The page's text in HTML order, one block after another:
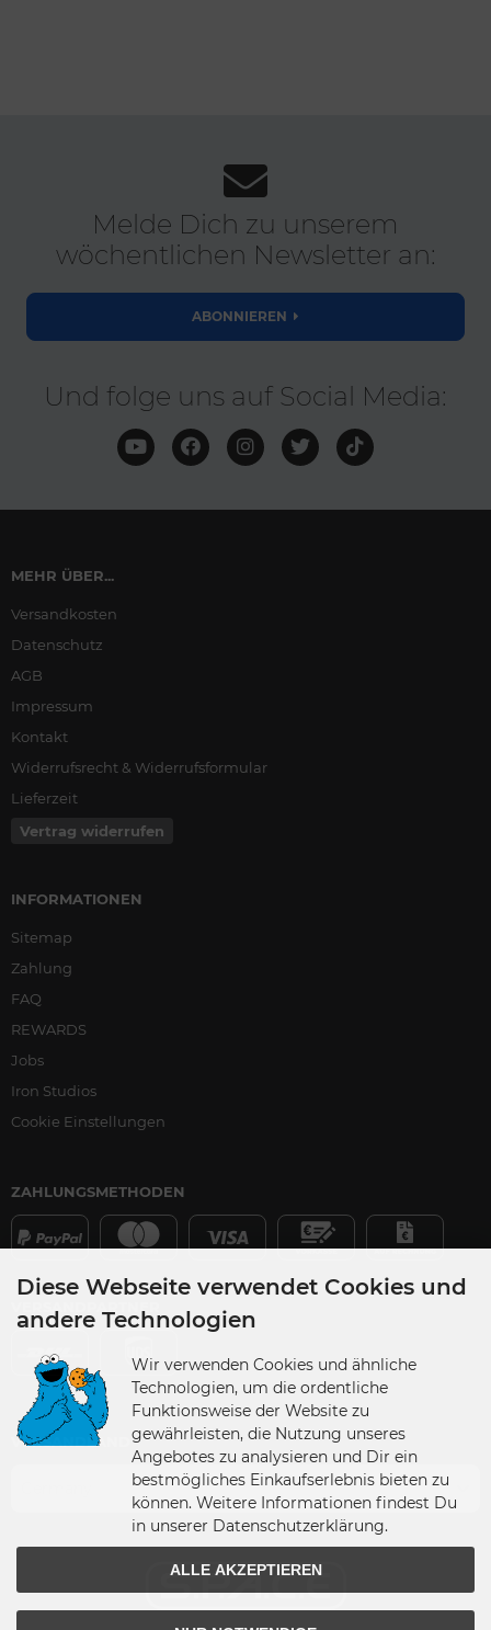
Melde Dich zu unserem
wöchentlichen Newsletter an:
ABONNIEREN
Und folge uns auf Social Media:
MEHR ÜBER...
Versandkosten
Datenschutz
AGB
Impressum
Kontakt
Widerrufsrecht & Widerrufsformular
Lieferzeit
Vertrag widerrufen
INFORMATIONEN
Sitemap
Zahlung
FAQ
REWARDS
Jobs
Iron Studios
Cookie Einstellungen
ZAHLUNGSMETHODEN
VERSANDPARTNER
VERSANDLAND
Diese Webseite verwendet Cookies und
andere Technologien
Wir verwenden Cookies und ähnliche
Technologien, um die ordentliche
Funktionsweise der Website zu
gewährleisten, die Nutzung unseres
Angebotes zu analysieren und Dir ein
bestmögliches Einkaufserlebnis bieten zu
können. Weitere Informationen findest Du
in unserer Datenschutzerklärung.
ALLE AKZEPTIEREN